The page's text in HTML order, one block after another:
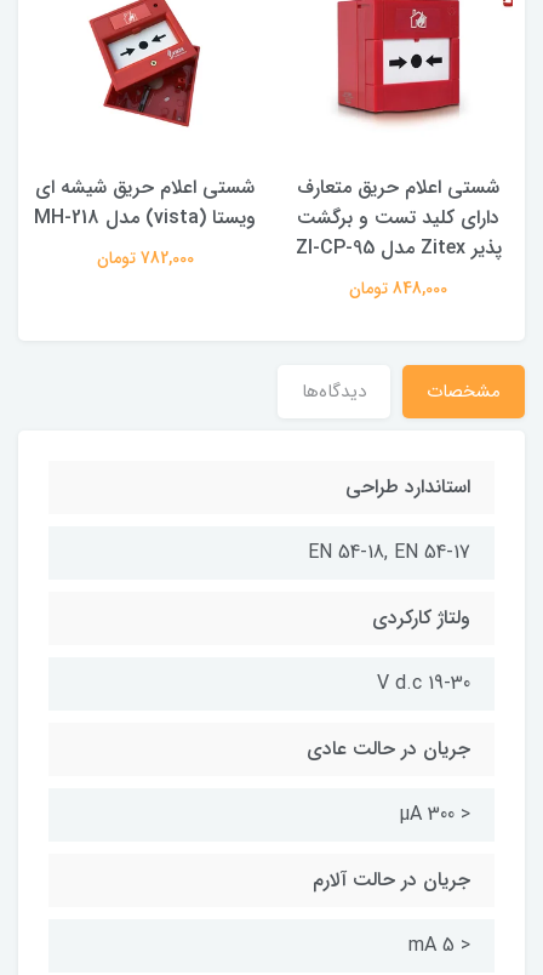
شستی اعلام حریق متعارف
دارای کلید تست و برگشت
پذیر Zitex مدل ZI-CP-95
848,000 تومان
شستی اعلام حریق شیشه ای
ویستا (vista) مدل MH-218
782,000 تومان
مشخصات دیدگاه‌ها
استاندارد طراحی
EN 54-18, EN 54-17
ولتاژ کارکردی
19-30 V d.c
جریان در حالت عادی
< 300 µA
جریان در حالت آلارم
< 5 mA